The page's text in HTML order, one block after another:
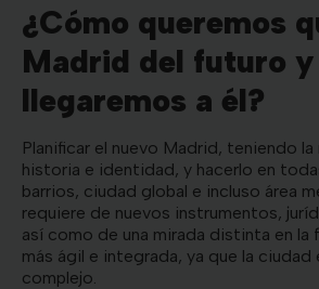
¿Cómo queremos
Madrid del futuro
llegaremos a él?
Planificar el nuevo Madrid, teniendo
historia e identidad, y hacerlo en
barrios, ciudad global e incluso área
requiere de nuevos instrumentos,
así como de una mirada distinta en la
más ágil e integrada, ya que la ciudad
complejo.